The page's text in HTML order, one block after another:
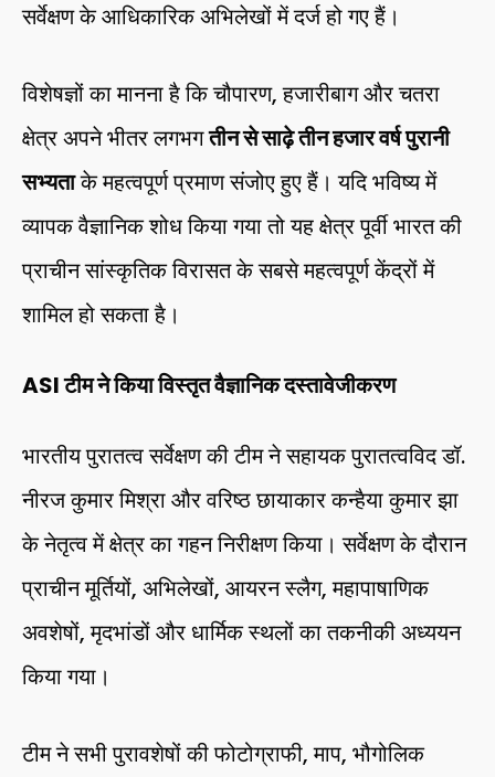
सर्वेक्षण के आधिकारिक अभिलेखों में दर्ज हो गए हैं।
विशेषज्ञों का मानना है कि चौपारण, हजारीबाग और चतरा
क्षेत्र अपने भीतर लगभगतीन से साढ़े तीन हजार वर्ष पुरानी
सभ्यताके महत्वपूर्ण प्रमाण संजोए हुए हैं। यदि भविष्य में
व्यापक वैज्ञानिक शोध किया गया तो यह क्षेत्र पूर्वी भारत की
प्राचीन सांस्कृतिक विरासत के सबसे महत्वपूर्ण केंद्रों में
शामिल हो सकता है।
ASI टीम ने किया विस्तृत वैज्ञानिक दस्तावेजीकरण
भारतीय पुरातत्व सर्वेक्षण की टीम ने सहायक पुरातत्वविद डॉ.
नीरज कुमार मिश्रा और वरिष्ठ छायाकार कन्हैया कुमार झा
के नेतृत्व में क्षेत्र का गहन निरीक्षण किया। सर्वेक्षण के दौरान
प्राचीन मूर्तियों, अभिलेखों, आयरन स्लैग, महापाषाणिक
अवशेषों, मृदभांडों और धार्मिक स्थलों का तकनीकी अध्ययन
किया गया।
टीम ने सभी पुरावशेषों की फोटोग्राफी, माप, भौगोलिक